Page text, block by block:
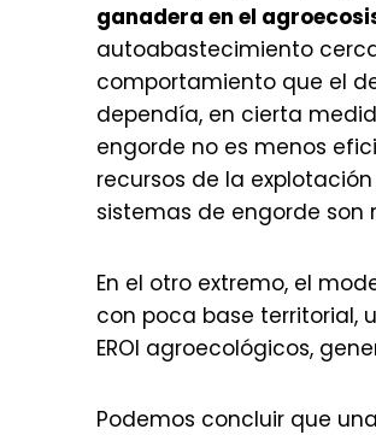
ganadera en el
autoabastecimiento
comportamiento que el
dependía, en cierta
engorde no es menos
recursos de la
sistemas de engorde
En el otro extremo, el
con poca base territorial,
EROI agroecológicos,
Podemos concluir que una